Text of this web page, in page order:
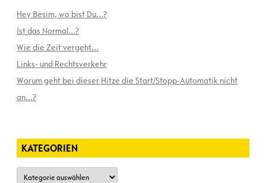
Hey Besim, wo bist Du…?
Ist das Normal…?
Wie die Zeit vergeht…
Links- und Rechtsverkehr
Warum geht bei dieser Hitze die Start/Stopp-Automatik nicht
an…?
KATEGORIEN
Kategorien